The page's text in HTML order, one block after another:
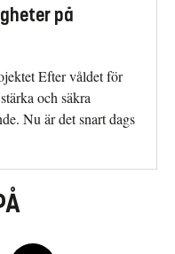
på
Efter våldet för
och säkra
Nu är det snart dags